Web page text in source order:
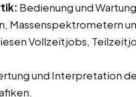
Bedienung und
Massenspektrometern
Vollzeitjobs,
und Interpretation